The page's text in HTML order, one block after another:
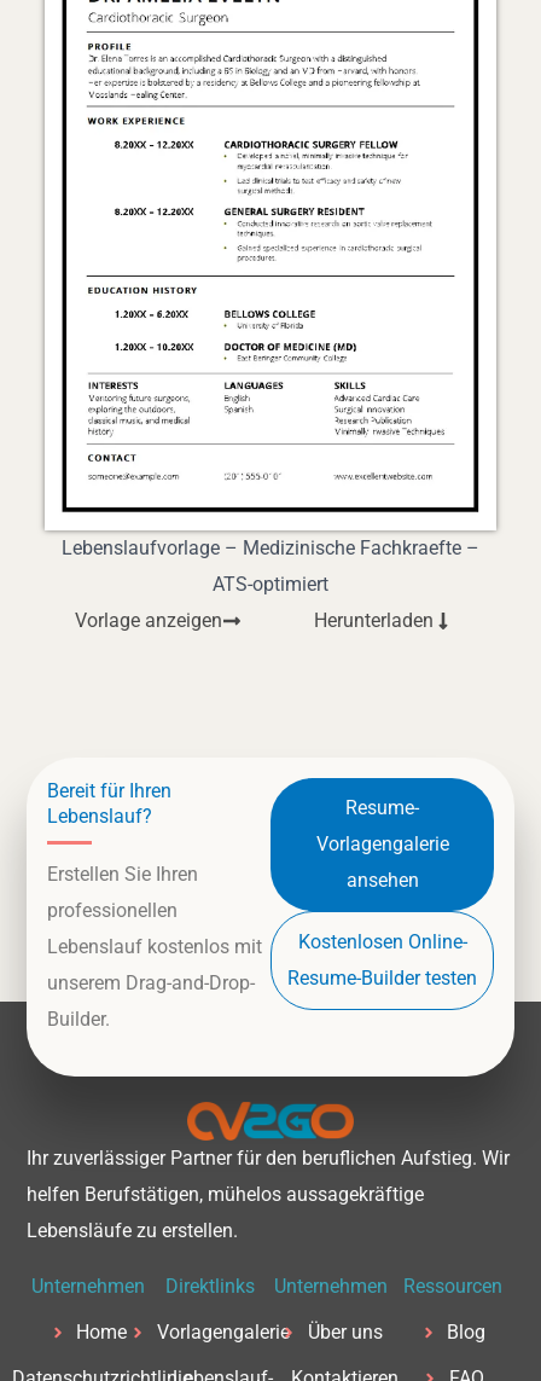
Lebenslaufvorlage – Medizinische Fachkraefte –
ATS-optimiert
Vorlage anzeigen
Herunterladen
Bereit für Ihren
Lebenslauf?
Erstellen Sie Ihren
professionellen
Lebenslauf kostenlos mit
unserem Drag-and-Drop-
Builder.
Resume-
Vorlagengalerie
ansehen
Kostenlosen Online-
Resume-Builder testen
Ihr zuverlässiger Partner für den beruflichen Aufstieg. Wir
helfen Berufstätigen, mühelos aussagekräftige
Lebensläufe zu erstellen.
Unternehmen
Home
Direktlinks
Vorlagengalerie
Unternehmen
Über uns
Ressourcen
Blog